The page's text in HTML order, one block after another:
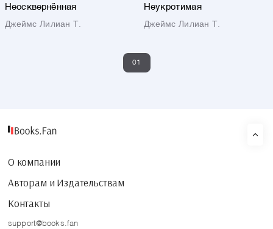
Неосквернённая
Джеймс Лилиан Т.
Неукротимая
Джеймс Лилиан Т.
01
О компании
Авторам и Издательствам
Контакты
support@books.fan